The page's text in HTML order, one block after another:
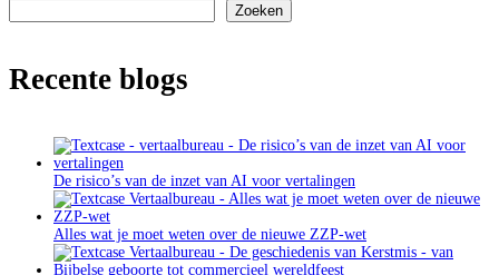
Zoeken
Recente blogs
De risico’s van de inzet van AI voor vertalingen
Alles wat je moet weten over de nieuwe ZZP-wet